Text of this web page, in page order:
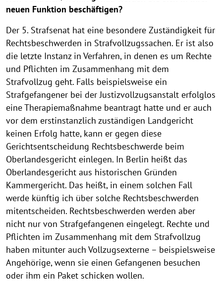
neuen Funktion beschäftigen?
Der 5. Strafsenat hat eine besondere Zuständigkeit für
Rechtsbeschwerden in Strafvollzugssachen. Er ist also
die letzte Instanz in Verfahren, in denen es um Rechte
und Pflichten im Zusammenhang mit dem
Strafvollzug geht. Falls beispielsweise ein
Strafgefangener bei der Justizvollzugsanstalt erfolglos
eine Therapiemaßnahme beantragt hatte und er auch
vor dem erstinstanzlich zuständigen Landgericht
keinen Erfolg hatte, kann er gegen diese
Gerichtsentscheidung Rechtsbeschwerde beim
Oberlandesgericht einlegen. In Berlin heißt das
Oberlandesgericht aus historischen Gründen
Kammergericht. Das heißt, in einem solchen Fall
werde künftig ich über solche Rechtsbeschwerden
mitentscheiden. Rechtsbeschwerden werden aber
nicht nur von Strafgefangenen eingelegt. Rechte und
Pflichten im Zusammenhang mit dem Strafvollzug
haben mitunter auch Vollzugsexterne – beispielsweise
Angehörige, wenn sie einen Gefangenen besuchen
oder ihm ein Paket schicken wollen.